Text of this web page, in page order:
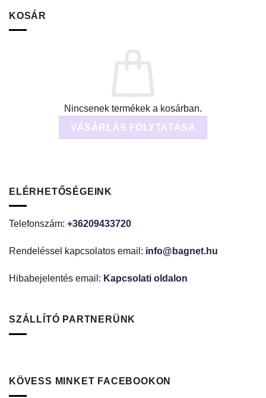
KOSÁR
Nincsenek termékek a kosárban.
VÁSÁRLÁS FOLYTATÁSA
ELÉRHETŐSÉGEINK
Telefonszám: +36209433720
Rendeléssel kapcsolatos email: info@bagnet.hu
Hibabejelentés email: Kapcsolati oldalon
SZÁLLÍTÓ PARTNERÜNK
KÖVESS MINKET FACEBOOKON